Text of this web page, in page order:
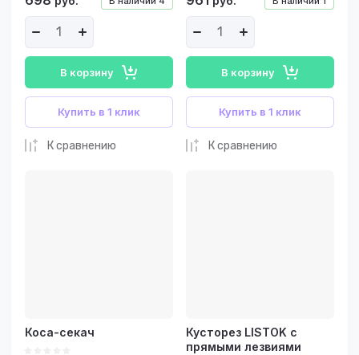
В корзину
Купить в 1 клик
К сравнению
В корзину
Купить в 1 клик
К сравнению
Коса-секач
Кусторез LISTOK с
прямыми лезвиями